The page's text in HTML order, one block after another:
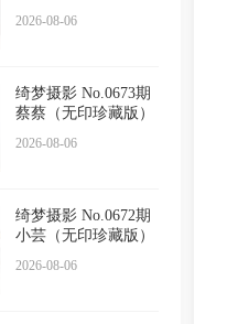
2026-08-06
绮梦摄影 No.0673期
蔡蔡（无印珍藏版）
2026-08-06
绮梦摄影 No.0672期
小芸（无印珍藏版）
2026-08-06